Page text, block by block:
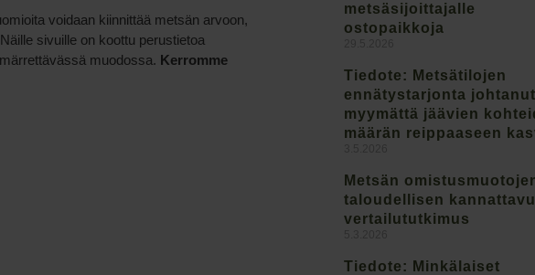
voidaan kiinnittää metsän arvoon,
sivuille on koottu perustietoa
muodossa. Kerromme
metsäsijoittajalle
ostopaikkoja
Tiedote: Metsätilojen
ennätystarjonta johtanut
myymättä jäävien
määrän reippaaseen
Metsän
taloudellisen
vertailututkimus
Tiedote: Minkälaiset